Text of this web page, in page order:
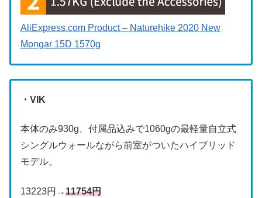
AliExpress.com Product – Naturehike 2020 New
Mongar 15D 1570g
・VIK
本体のみ930g、付属品込みで1060gの最軽量自立式
シングルウォールながら前室がついたハイブリッド
モデル。
13223円→11754円